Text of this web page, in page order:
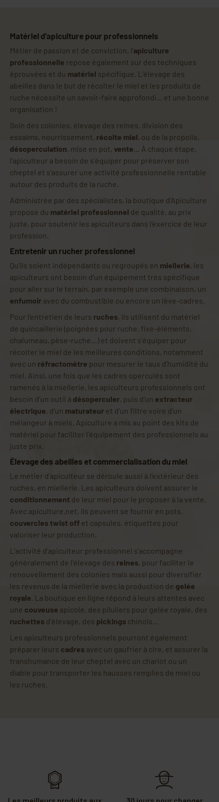
Matériel d’apiculture pour professionnels
Métier de passion et de conviction, l’apiculture
professionnelle repose également sur des techniques
éprouvées et du matériel spécifique. L’élevage des
abeilles dans le but de récolter le miel et les produits de
ruche nécessite un savoir-faire approfondi... et une bonne
organisation !
Soin des colonies, élevage des reines, division des
essaims, nourrissement, récolte miel, ou de la propolis,
désoperculation, mise en pot, vente… À chaque étape,
l’apiculteur a besoin de s’équiper pour préserver son
cheptel et s’assurer une activité professionnelle rentable
autour des produits de la ruche.
Administrée par des spécialistes, la boutique d’Apiculture
propose du matériel professionnel de qualité, au prix
juste, pour soutenir les apiculteurs dans l’exercice de leur
profession.
Entretenir un rucher professionnel
Qu’ils soient indépendants ou regroupés en miellerie, les
apiculteurs ont besoin d’un équipement très spécifique
pour aller sur le terrain, par exemple une combinaison, un
enfumoir avec du combustible ou encore un lève-cadres.
Pour l’entretien de leurs ruches, ils utilisent du matériel
de quincaillerie (poignées pour ruche, fixe-éléments,
chalumeau, pèse-ruche…) et doivent s’équiper pour
récolter le miel de les meilleures conditions, notamment
avec un réfractomètre pour mesurer le taux d’humidité du
miel. Ainsi, une fois que les cadres operculés sont
ramenés à la miellerie, les apiculteurs professionnels ont
besoin d’un outil à désoperculer, puis d’un extracteur
électrique, d’un maturateur et d’un filtre voire d’un
mélangeur à miels. Apiculture a mis au point des kits de
matériel pour faciliter l’équipement des professionnels au
juste prix.
Élevage des abeilles et commercialisation du miel
Le métier d’apiculteur se déroule aussi à l’extérieur des
ruches, en miellerie. Les apiculteurs doivent assurer le
conditionnement de leur miel pour le proposer à la vente.
Avec apiculture.net, ils peuvent se fournir en pots,
couvercles twist off et capsules, étiquettes pour
valoriser leur production.
L’activité d’apiculteur professionnel s’accompagne
généralement de l’élevage des reines, pour faciliter le
renouvellement des colonies mais aussi pour diversifier
les revenus de la miellerie avec la production de gelée
royale. La boutique en ligne répond à leurs attentes avec
une couveuse apicole, des piluliers pour gelée royale, des
ruchettes d’élevage, des pickings chinois…
Les apiculteurs professionnels pourront également
préparer leurs cadres avec un gaufrier à cire, et assurer la
transhumance de leur cheptel avec un chariot ou un
diable pour transporter les hausses remplies de miel ou
les ruches.